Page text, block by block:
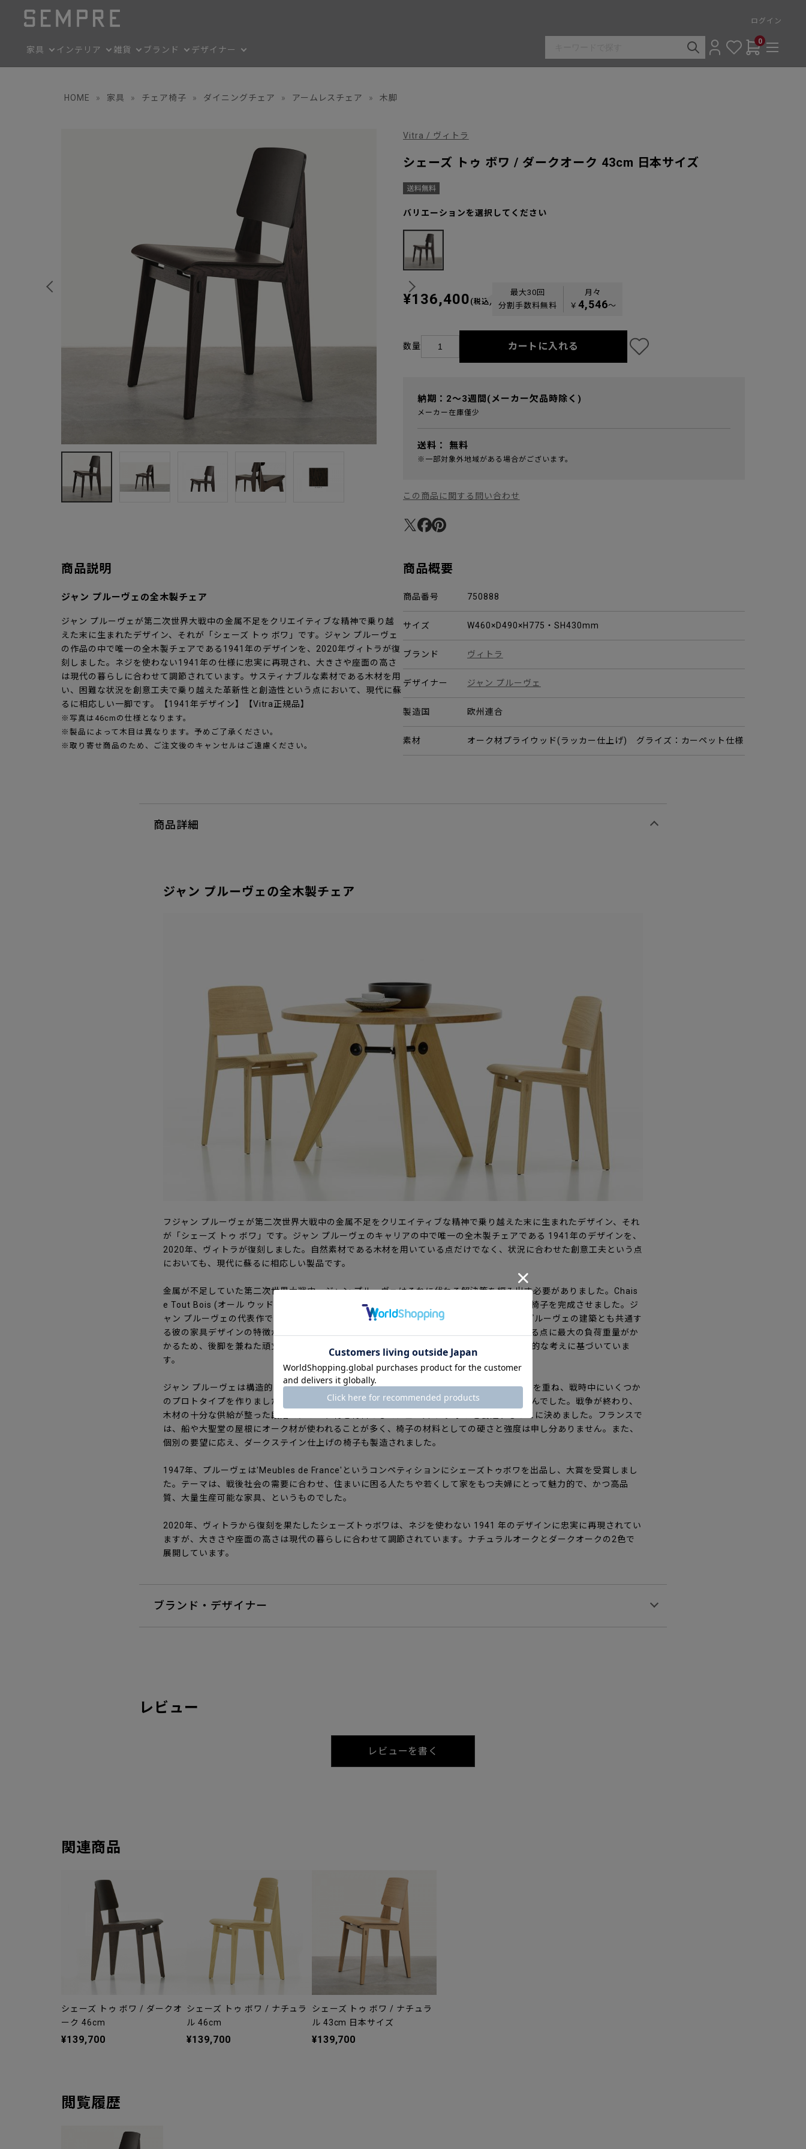
ログイン
家具 インテリア 雑貨 ブランド デザイナー
0
HOME » 家具 » チェア椅子 » ダイニングチェア » アームレスチェア » 木脚
Vitra / ヴィトラ
シェーズ トゥ ボワ / ダークオーク 43cm 日本サイズ
バリエーションを選択してください
¥136,400 (税込)
最大30回
分割手数料無料
月々
￥ 4,546〜
数量 カートに入れる
納期：2～3週間(メーカー欠品時除く)
メーカー在庫僅少
送料： 無料
※一部対象外地域がある場合がございます。
この商品に関する問い合わせ
商品説明
ジャン プルーヴェの全木製チェア
ジャン プルーヴェが第二次世界大戦中の金属不足をクリエイティブな精神で乗り越
えた末に生まれたデザイン、それが「シェーズ トゥ ボワ」です。ジャン プルーヴェ
の作品の中で唯一の全木製チェアである1941年のデザインを、2020年ヴィトラが復
刻しました。ネジを使わない1941年の仕様に忠実に再現され、大きさや座面の高さ
は現代の暮らしに合わせて調節されています。サスティナブルな素材である木材を用
い、困難な状況を創意工夫で乗り越えた革新性と創造性という点において、現代に蘇
るに相応しい一脚です。【1941年デザイン】【Vitra正規品】
※写真は46cmの仕様となります。
※製品によって木目は異なります。予めご了承ください。
※取り寄せ商品のため、ご注文後のキャンセルはご遠慮ください。
商品概要
商品番号 750888
サイズ W460×D490×H775・SH430mm
ブランド ヴィトラ
デザイナー ジャン プルーヴェ
製造国 欧州連合
素材 オーク材プライウッド(ラッカー仕上げ) グライズ：カーペット仕様
商品詳細
ジャン プルーヴェの全木製チェア
フジャン プルーヴェが第二次世界大戦中の金属不足をクリエイティブな精神で乗り越えた末に生まれたデザイン、それ
が「シェーズ トゥ ボワ」です。ジャン プルーヴェのキャリアの中で唯一の全木製チェアである 1941年のデザインを、
2020年、ヴィトラが復刻しました。自然素材である木材を用いている点だけでなく、状況に合わせた創意工夫という点
においても、現代に蘇るに相応しい製品です。
金属が不足していた第二次世界大戦中、ジャン プルーヴェはそれに代わる解決策を編み出す必要がありました。Chais
e Tout Bois (オール ウッド チェア)というフランス語の名前の通り、彼は木材のみを用いて椅子を完成させました。ジ
ャン プルーヴェの代表作である「スタンダード」ととても良く似たデザインです。ジャン プルーヴェの建築とも共通す
る彼の家具デザインの特徴がこの椅子には反映されています。後部フレームと座面が結合する点に最大の負荷重量がか
かるため、後脚を兼ねた頑丈なフレームで補強し、全体への荷重を支えるという極めて合理的な考えに基づいていま
す。
ジャン プルーヴェは構造的な強度、接合部、脚の位置や座面と背もたれの角度などのテストを重ね、戦時中にいくつか
のプロトタイプを作りましたが、材料については入手可能な木材の中から選ばざるを得ませんでした。戦争が終わり、
木材の十分な供給が整った段階で、オーク材を材料としてシェーズ トゥ ボワを製造することに決めました。フランスで
は、船や大聖堂の屋根にオーク材が使われることが多く、椅子の材料としての硬さと強度は申し分ありません。また、
個別の要望に応え、ダークステイン仕上げの椅子も製造されました。
1947年、プルーヴェは'Meubles de France'というコンペティションにシェーズトゥボワを出品し、大賞を受賞しまし
た。テーマは、戦後社会の需要に合わせ、住まいに困る人たちや若くして家をもつ夫婦にとって魅力的で、かつ高品
質、大量生産可能な家具、というものでした。
2020年、ヴィトラから復刻を果たしたシェーズトゥボワは、ネジを使わない 1941 年のデザインに忠実に再現されてい
ますが、大きさや座面の高さは現代の暮らしに合わせて調節されています。ナチュラルオークとダークオークの2色で
展開しています。
ブランド・デザイナー
レビュー
レビューを書く
関連商品
シェーズ トゥ ボワ / ダークオ
ーク 46cm
¥139,700
シェーズ トゥ ボワ / ナチュラ
ル 46cm
¥139,700
シェーズ トゥ ボワ / ナチュラ
ル 43cm 日本サイズ
¥139,700
閲覧履歴